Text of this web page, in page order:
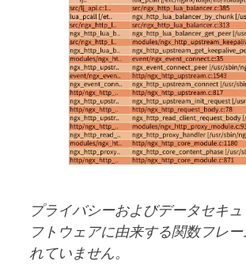
プライバシーおよびデータセキ
フトウェアに由来する関数フレ
れていません。